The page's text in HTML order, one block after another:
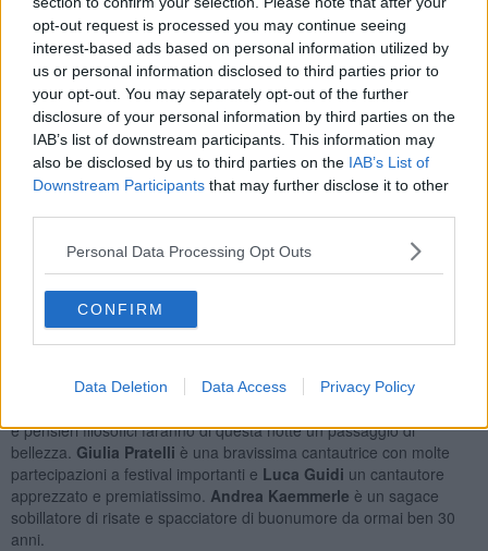
opt-out request is processed you may continue seeing
interest-based ads based on personal information utilized by
us or personal information disclosed to third parties prior to
your opt-out. You may separately opt-out of the further
disclosure of your personal information by third parties on the
IAB’s list of downstream participants. This information may
also be disclosed by us to third parties on the IAB’s List of
Downstream Participants that may further disclose it to other
Personal Data Processing Opt Outs
CONFIRM
Data Deletion Data Access Privacy Policy
scomparsa da poco tempo.
Così dopo il primo appuntamento di venerdì 5 Giugno con
"Connessioni in Villa", che ha visto una grande partecipazione, il
festival ripartequesta sera, giovedì 18 Giugno, alle 21, con lo
spettacolo "Blu dipinto", di e con Andrea Kaemmerle, con Giulia
Pratelli chitarra e voce e Luca Guidi chitarra e voce.
"Blu Dipinto" è uno spettacolo teatral musicale che gioca con
grande leggerezza con i rimbalzi d'arte,l'arte che influenza
nuova arte, gli artisti di ogni tempo e disciplina che hanno
influenzato altri pensieri e altri capolavori e le vite e i pensieri di
artisti che aiutano la nascita di altri mondi.
Show dedicato a Domenico Modugno ma anche al celebre quadro
alla fine, i tre artisti conducono gli spettatori in una sana
e pensieri filosofici faranno di questa notte un passaggio di
bellezza. Giulia Pratelli è una bravissima cantautrice con molte
partecipazioni a festival importanti e Luca Guidi un cantautore
apprezzato e premiatissimo. Andrea Kaemmerle è un sagace
sobillatore di risate e spacciatore di buonumore da ormai ben 30
anni.